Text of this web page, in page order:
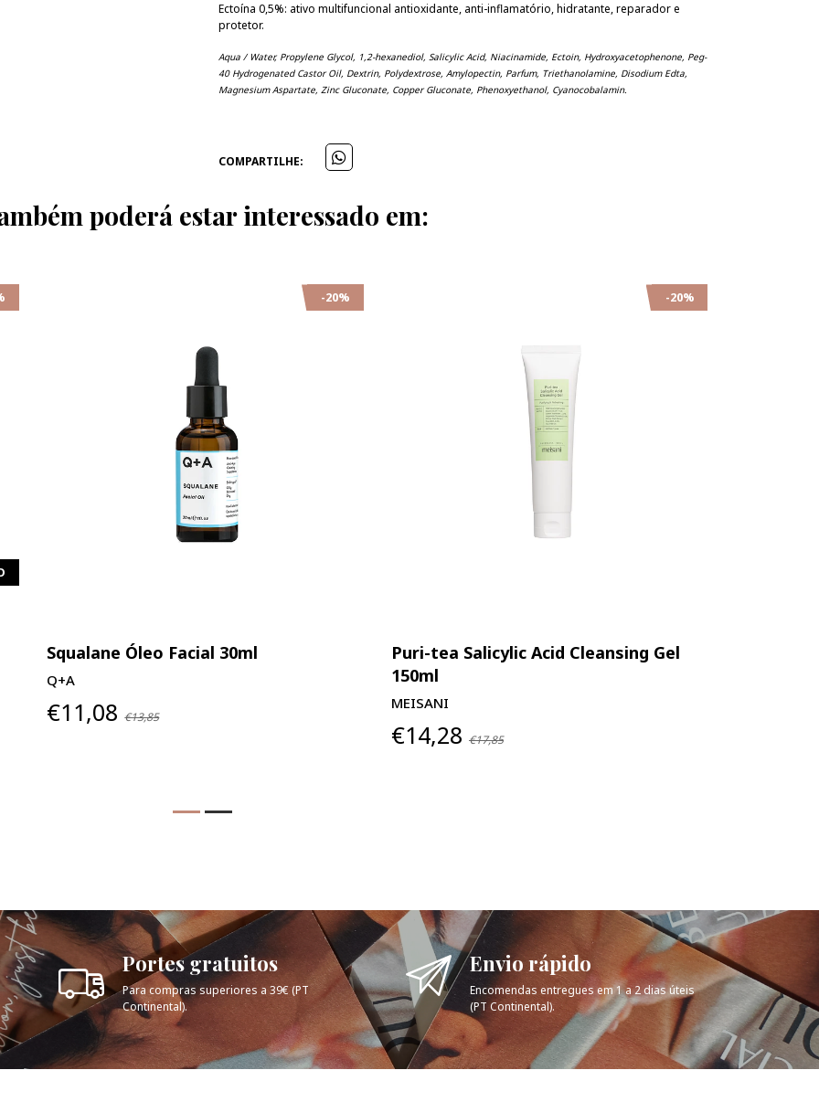
Ectoína 0,5%: ativo multifuncional antioxidante, anti-inflamatório, hidratante, reparador e
protetor.
Aqua / Water, Propylene Glycol, 1,2-hexanediol, Salicylic Acid, Niacinamide, Ectoin, Hydroxyacetophenone, Peg-
40 Hydrogenated Castor Oil, Dextrin, Polydextrose, Amylopectin, Parfum, Triethanolamine, Disodium Edta,
Magnesium Aspartate, Zinc Gluconate, Copper Gluconate, Phenoxyethanol, Cyanocobalamin.
COMPARTILHE:
poderá estar interessado em:
-20%
Squalane Óleo Facial 30ml
Q+A
€11,08 €13,85
-20%
Puri-tea Salicylic Acid Cleansing Gel
150ml
MEISANI
€14,28 €17,85
Portes gratuitos
Para compras superiores a 39€ (PT
Continental).
Envio rápido
Encomendas entregues em 1 a 2 dias úteis
(PT Continental).